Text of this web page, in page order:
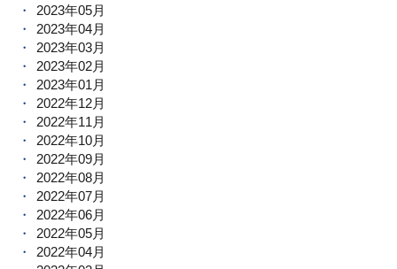
2023年05月
2023年04月
2023年03月
2023年02月
2023年01月
2022年12月
2022年11月
2022年10月
2022年09月
2022年08月
2022年07月
2022年06月
2022年05月
2022年04月